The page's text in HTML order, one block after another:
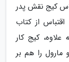
کیج نقش پدر
از کتاب
کیج کار
را هم بر